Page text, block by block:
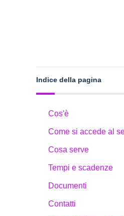
Indice della pagina
Cos'è
Come si accede al
Cosa serve
Tempi e scadenze
Documenti
Contatti